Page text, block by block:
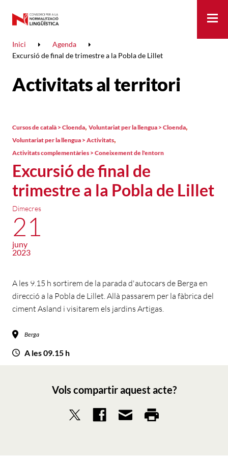
Inici
Agenda
Excursió de final de trimestre a la Pobla de Lillet
Activitats al territori
Excursió de final de
trimestre a la Pobla de Lillet
Cursos de català > Cloenda, Voluntariat per la llengua > Cloenda,
Voluntariat per la llengua > Activitats,
Activitats complementàries > Coneixement de l'entorn
Dimecres
21
juny
2023
A les 9.15 h sortirem de la parada d'autocars de Berga en
direcció a la Pobla de Lillet. Allà passarem per la fàbrica del
ciment Asland i visitarem els jardins Artigas.
Berga
A les 09.15 h
Vols compartir aquest acte?